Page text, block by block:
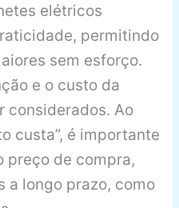
elétricos
permitindo
sem esforço.
e o custo da
considerados. Ao
custa”, é importante
preço de compra,
a longo prazo, como